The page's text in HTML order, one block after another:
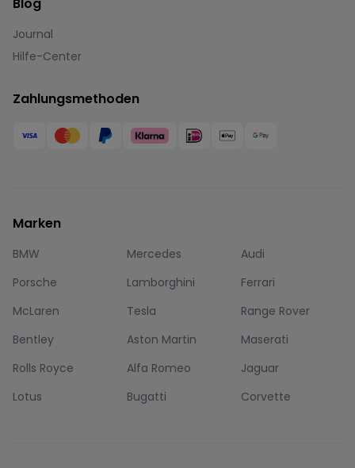
Journal
Hilfe-Center
Zahlungsmethoden
Marken
BMW Mercedes
Audi
Porsche
Lamborghini
Ferrari
McLaren
Tesla
Range Rover
Bentley
Aston Martin
Maserati
Rolls Royce
Alfa Romeo
Jaguar
Lotus
Bugatti Corvette